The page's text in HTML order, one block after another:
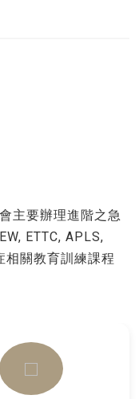
主要辦理進階之急
ETTC, APLS,
相關教育訓練課程